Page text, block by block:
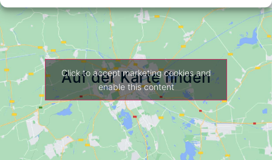
Auf der Karte finden
Click to accept marketing cookies and
enable this content